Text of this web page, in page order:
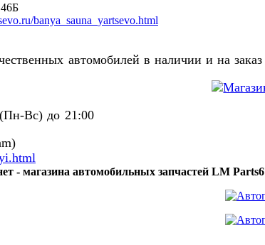
banya_sauna_yartsevo.html
автомобилей в наличии и на заказ
Вс) до 21:00
- магазина автомобильных запчастей LM